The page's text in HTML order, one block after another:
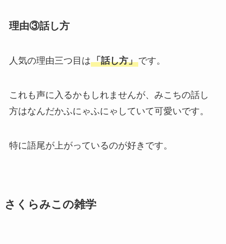
理由③話し方
人気の理由三つ目は「話し方」です。
これも声に入るかもしれませんが、みこちの話し
方はなんだかふにゃふにゃしていて可愛いです。
特に語尾が上がっているのが好きです。
さくらみこの雑学